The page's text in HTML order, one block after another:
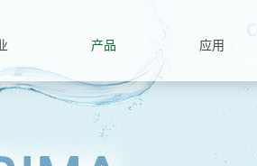
产品 应用